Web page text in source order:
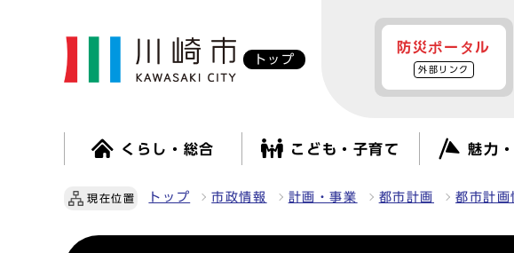
トップ
防災ポータル
外部リンク
くらし・総合 こども・子育て 魅力
現在位置 トップ 市政情報 計画・事業 都市計画 都市計画